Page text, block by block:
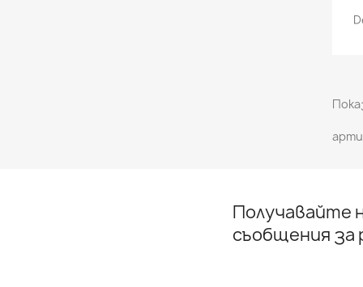
Получавайте
съобщения за